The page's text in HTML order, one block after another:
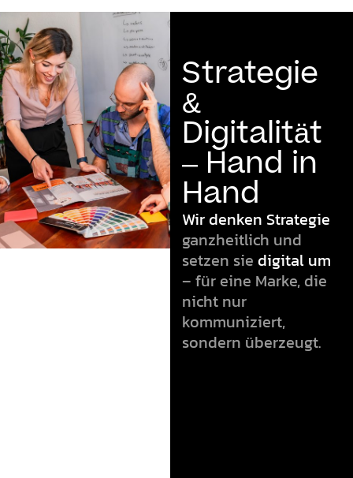
Strategie
&
Digitalität
– Hand in
Hand
Wir denken Strategie
ganzheitlich und
setzen siedigital um
– für eine Marke, die
nicht nur
kommuniziert,
sondern überzeugt.